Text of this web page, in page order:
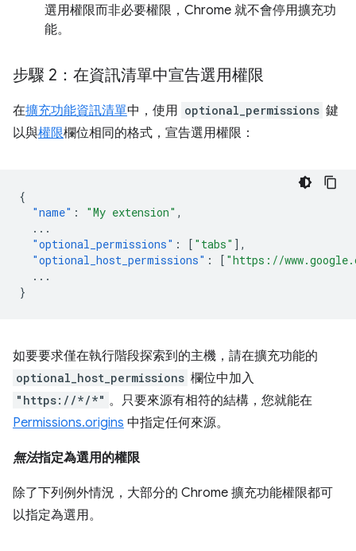
選用權限而非必要權限，Chrome 就不會停用擴充功
能。
步驟 2：在資訊清單中宣告選用權限
在擴充功能資訊清單中，使用 optional_permissions 鍵
以與權限欄位相同的格式，宣告選用權限：
{
"name" : "My extension" ,
...
"optional_permissions" : [ "tabs" ],
"optional_host_permissions" : [ "https://
...
}
如要要求僅在執行階段探索到的主機，請在擴充功能的
optional_host_permissions 欄位中加入
"https://*/*" 。只要來源有相符的結構，您就能在
Permissions.origins 中指定任何來源。
無法指定為選用的權限
除了下列例外情況，大部分的 Chrome 擴充功能權限都可
以指定為選用。